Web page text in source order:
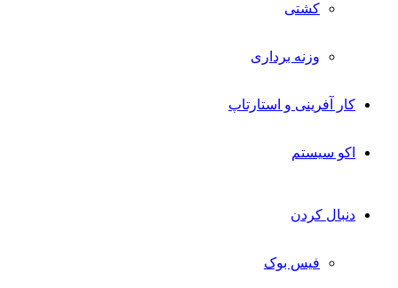
کشتی
وزنه برداری
کار آفرینی و استارتاپ
اکو سیستم
دنبال کردن
فیس بوک